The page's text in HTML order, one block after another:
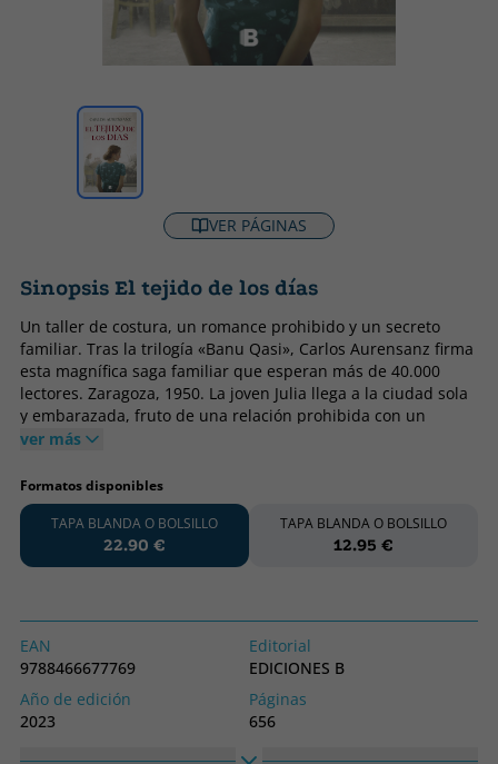
VER PÁGINAS
Sinopsis El tejido de los días
Un taller de costura, un romance prohibido y un secreto
familiar. Tras la trilogía «Banu Qasi», Carlos Aurensanz firma
esta magnífica saga familiar que esperan más de 40.000
lectores. Zaragoza, 1950. La joven Julia llega a la ciudad sola
y embarazada, fruto de una relación prohibida con un
hombre que acaba de morir. Aunque conoce las dificultades
labrar un futuro digno para su hijo la lleva a montar un
salón de alta costura, con la ayuda de Rosita, una joven
modista. Atraídas por su talento, las mujeres de las familias
más adineradas de Zaragoza no tardarán en frecuentar el
taller para admirar las modernas telas y los vestidos más
familia Monforte y las vidas y los anhelos de quienes
trabajan para ellos: el portero, las doncellas, el chofer, la
institutriz y la cocinera que, en esos días, se convertirán en
hombre al que amó y construir un futuro para su hijo, un
secreto inconfesable que se había estado oculto durante
ver más
Formatos disponibles
TAPA BLANDA O BOLSILLO
22.90 €
TAPA BLANDA O BOLSILLO
12.95 €
EAN
9788466677769
Editorial
EDICIONES B
Año de edición
2023
Páginas
656
Idioma